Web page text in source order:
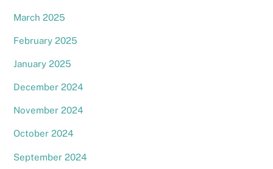
March 2025
February 2025
January 2025
December 2024
November 2024
October 2024
September 2024